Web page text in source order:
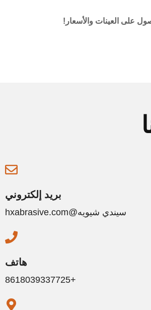
على العينات والأسعار!
بريد إلكتروني
سيندي شيويه@hxabrasive.com
هاتف
+8618039337725